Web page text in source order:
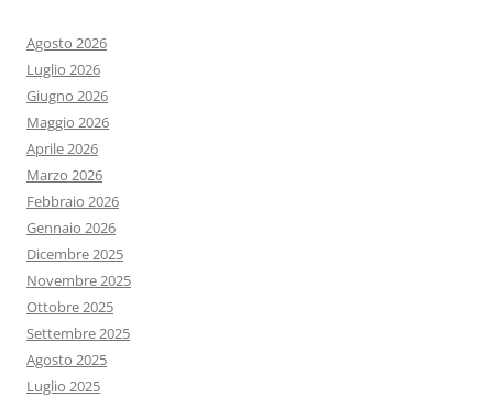
Agosto 2026
Luglio 2026
Giugno 2026
Maggio 2026
Aprile 2026
Marzo 2026
Febbraio 2026
Gennaio 2026
Dicembre 2025
Novembre 2025
Ottobre 2025
Settembre 2025
Agosto 2025
Luglio 2025